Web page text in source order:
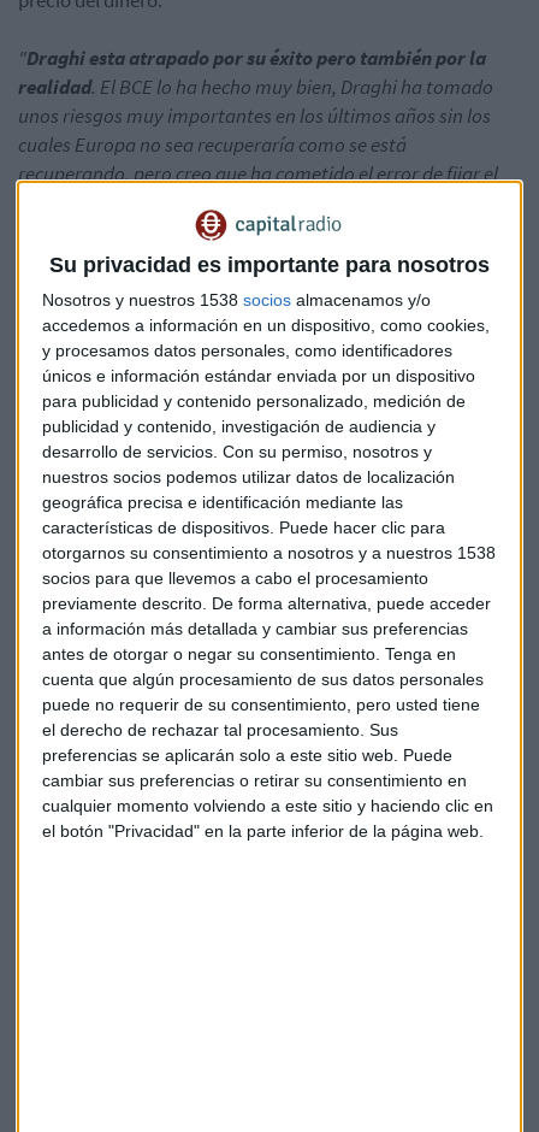
Su privacidad es importante para nosotros
Nosotros y nuestros 1538 socios almacenamos y/o
accedemos a información en un dispositivo, como cookies,
y procesamos datos personales, como identificadores
únicos e información estándar enviada por un dispositivo
para publicidad y contenido personalizado, medición de
publicidad y contenido, investigación de audiencia y
desarrollo de servicios. Con su permiso, nosotros y
nuestros socios podemos utilizar datos de localización
geográfica precisa e identificación mediante las
características de dispositivos. Puede hacer clic para
otorgarnos su consentimiento a nosotros y a nuestros 1538
socios para que llevemos a cabo el procesamiento
previamente descrito. De forma alternativa, puede acceder
a información más detallada y cambiar sus preferencias
antes de otorgar o negar su consentimiento. Tenga en
cuenta que algún procesamiento de sus datos personales
puede no requerir de su consentimiento, pero usted tiene
el derecho de rechazar tal procesamiento. Sus
preferencias se aplicarán solo a este sitio web. Puede
cambiar sus preferencias o retirar su consentimiento en
cualquier momento volviendo a este sitio y haciendo clic en
el botón "Privacidad" en la parte inferior de la página web.
"Draghi esta atrapado por su éxito pero también por la
realidad. El BCE lo ha hecho muy bien, Draghi ha tomado
unos riesgos muy importantes en los últimos años sin los
cuales Europa no sea recuperaría como se está
recuperando, pero creo que ha cometido el error de fijar el
director de análisis de Bankinter."El mundo ha cambiado, la
demografía es adversa, la recuperación es débil. Decir que la
inflación tiene que ir al 2% y que si no lo hace continuarás
con estas medidas es complicado cumplirlo cuando el IPC no
está en el 2% en ninguna parte"explica.
El banquero central europeo se enfrenta pues a una